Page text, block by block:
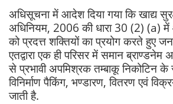
अधिसूचना में आदेश दिया गया कि खाद्य
अधिनियम, 2006 की धारा 30 (2) (a) में
को प्रदत्त शक्तियों का प्रयोग करते हुए
एतद्वारा एक ही परिसर में समान ब्राण्डनेम
से प्रभावी अपमिश्रक तम्बाकू निकोटिन के
विनिर्माण पैकिंग, भण्डारण, वितरण एवं
जाती है.